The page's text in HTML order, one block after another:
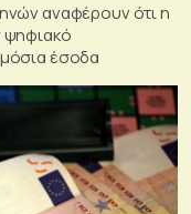
αναφέρουν ότι η
ψηφιακό
έσοδα